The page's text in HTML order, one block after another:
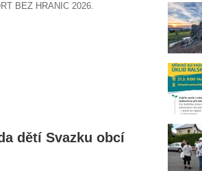
BEZ HRANIC 2026.
dětí Svazku obcí